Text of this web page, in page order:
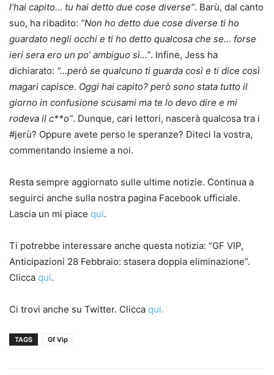
l’hai capito… tu hai detto due cose diverse”. Barù, dal canto
suo, ha ribadito: “Non ho detto due cose diverse ti ho
guardato negli occhi e ti ho detto qualcosa che se… forse
ieri sera ero un po’ ambiguo sì…”. Infine, Jess ha
dichiarato: “…però se qualcuno ti guarda così e ti dice così
magari capisce. Oggi hai capito? però sono stata tutto il
giorno in confusione scusami ma te lo devo dire e mi
rodeva il c**o”. Dunque, cari lettori, nascerà qualcosa tra i
#jerù? Oppure avete perso le speranze? Diteci la vostra,
commentando insieme a noi.
Resta sempre aggiornato sulle ultime notizie. Continua a
seguirci anche sulla nostra pagina Facebook ufficiale.
Lascia un mi piace qui.
Ti potrebbe interessare anche questa notizia: “GF VIP,
Anticipazioni 28 Febbraio: stasera doppia eliminazione”.
Clicca qui.
Ci trovi anche su Twitter. Clicca qui.
TAGS Gf Vip